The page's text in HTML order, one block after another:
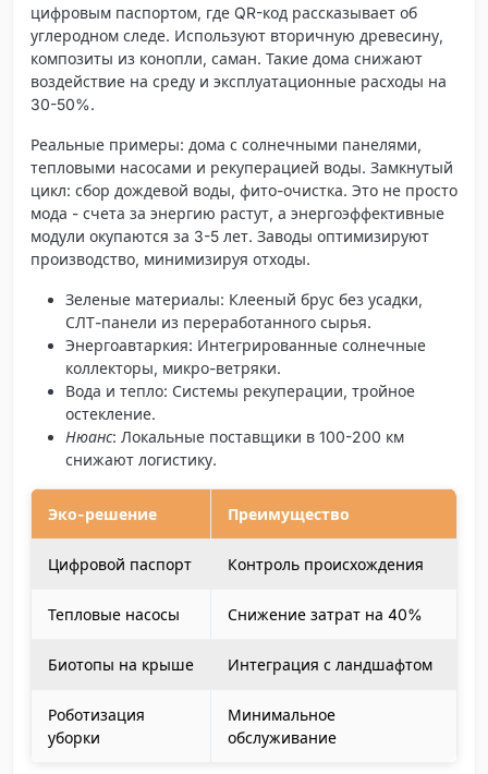
цифровым паспортом, где QR-код рассказывает об
углеродном следе. Используют вторичную древесину,
композиты из конопли, саман. Такие дома снижают
воздействие на среду и эксплуатационные расходы на
30-50%.
Реальные примеры: дома с солнечными панелями,
тепловыми насосами и рекуперацией воды. Замкнутый
цикл: сбор дождевой воды, фито-очистка. Это не просто
мода - счета за энергию растут, а энергоэффективные
модули окупаются за 3-5 лет. Заводы оптимизируют
производство, минимизируя отходы.
Зеленые материалы: Клееный брус без усадки,
СЛТ-панели из переработанного сырья.
Энергоавтаркия: Интегрированные солнечные
коллекторы, микро-ветряки.
Вода и тепло: Системы рекуперации, тройное
остекление.
Нюанс: Локальные поставщики в 100-200 км
снижают логистику.
Эко-решение Преимущество
Цифровой паспорт Контроль происхождения
Тепловые насосы Снижение затрат на 40%
Биотопы на крыше Интеграция с ландшафтом
Роботизация
уборки
Минимальное
обслуживание